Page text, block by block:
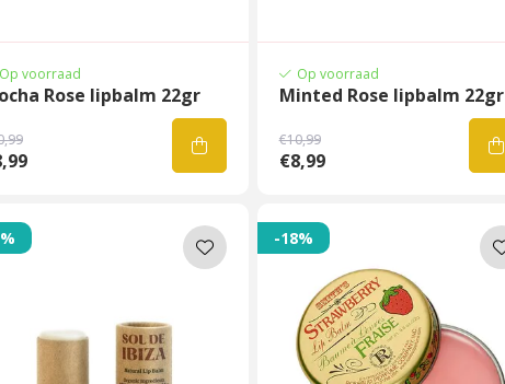
Op voorraad
Rose lipbalm 22gr
Op voorraad
Minted Rose lipbalm 22gr
€10,99
€8,99
-18%